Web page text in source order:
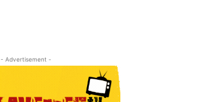
- Advertisement -